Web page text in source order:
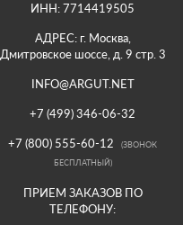
ИНН: 7714419505
АДРЕС: г. Москва,
Дмитровское шоссе, д. 9 стр. 3
INFO@ARGUT.NET
+7 (499) 346-06-32
+7 (800) 555-60-12
(ЗВОНОК
БЕСПЛАТНЫЙ)
ПРИЕМ ЗАКАЗОВ ПО
ТЕЛЕФОНУ: